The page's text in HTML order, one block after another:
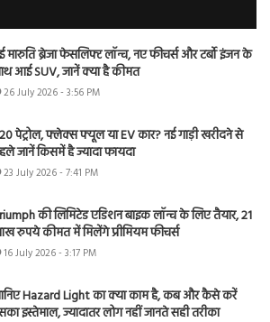
मारुति ब्रेजा फेसलिफ्ट लॉन्च, नए फीचर्स और टर्बो इंजन के
आई SUV, जानें क्या है कीमत
26 July 2026 - 3:56 PM
पेट्रोल, फ्लेक्स फ्यूल या EV कार? नई गाड़ी खरीदने से
जानें किसमें है ज्यादा फायदा
23 July 2026 - 7:41 PM
की लिमिटेड एडिशन बाइक लॉन्च के लिए तैयार, 21
रुपये कीमत में मिलेंगे प्रीमियम फीचर्स
16 July 2026 - 3:17 PM
Hazard Light का क्या काम है, कब और कैसे करें
इस्तेमाल, ज्यादातर लोग नहीं जानते सही तरीका